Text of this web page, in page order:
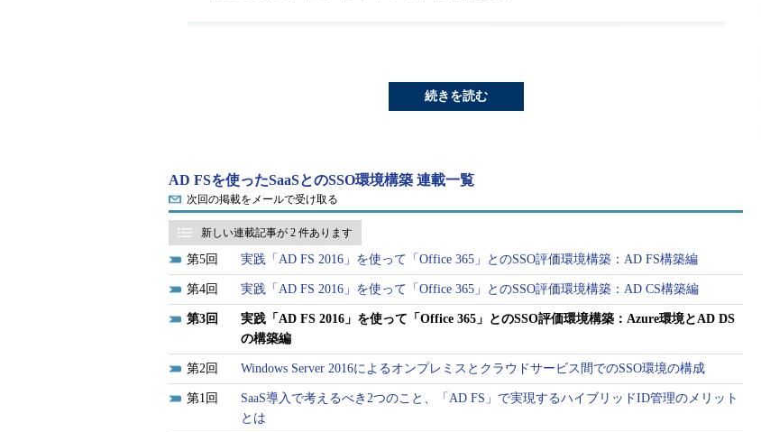
図表17 プライベートIPアドレス一覧
4：［adfsResourceGroup-vnet］－［DNS サーバー］－［カスタム］を選択、［DNS
サーバーの追加］に手順3で確認したIPアドレスを入力し、［保存］を選択します
5：作業用PCのブラウザからAzureにサインインします。［リソース グループ］－
［adfsResourceGroup］－［概要］－［adds001］－［概要］を選択します
続きを読む
AD FSを使ったSaaSとのSSO環境構築 連載一覧
次回の掲載をメールで受け取る
新しい連載記事が 2 件あります
5 実践「AD FS 2016」を使って「Office 365」とのSSO評価環境構築：AD FS構築編
4 実践「AD FS 2016」を使って「Office 365」とのSSO評価環境構築：AD CS構築編
3
実践「AD FS 2016」を使って「Office 365」とのSSO評価環境構築：Azure環境とAD DS
の構築編
2 Windows Server 2016によるオンプレミスとクラウドサービス間でのSSO環境の構成
1
SaaS導入で考えるべき2つのこと、「AD FS」で実現するハイブリッドID管理のメリット
とは